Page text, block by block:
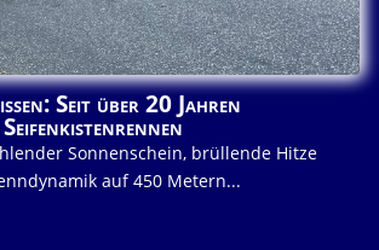
Seit über 20 Jahren
Sonnenschein, brüllende Hitze
auf 450 Metern...